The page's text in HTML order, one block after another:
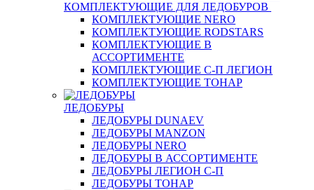
КОМПЛЕКТУЮЩИЕ ДЛЯ ЛЕДОБУРОВ
КОМПЛЕКТУЮЩИЕ NERO
КОМПЛЕКТУЮЩИЕ RODSTARS
КОМПЛЕКТУЮЩИЕ В
АССОРТИМЕНТЕ
КОМПЛЕКТУЮЩИЕ С-П ЛЕГИОН
КОМПЛЕКТУЮЩИЕ ТОНАР
ЛЕДОБУРЫ
ЛЕДОБУРЫ DUNAEV
ЛЕДОБУРЫ MANZON
ЛЕДОБУРЫ NERO
ЛЕДОБУРЫ В АССОРТИМЕНТЕ
ЛЕДОБУРЫ ЛЕГИОН С-П
ЛЕДОБУРЫ ТОНАР